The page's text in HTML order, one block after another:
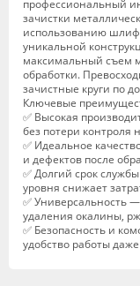
профессиональный
зачистки
использованию
уникальной
максимальный съем
обработки.
зачистные круги по
Ключевые
✅ Высокая
без потери контроля
✅ Идеальное
и дефектов после
✅ Долгий срок
уровня снижает
✅ Универсальность
удаления окалины,
✅ Безопасность и
удобство работы